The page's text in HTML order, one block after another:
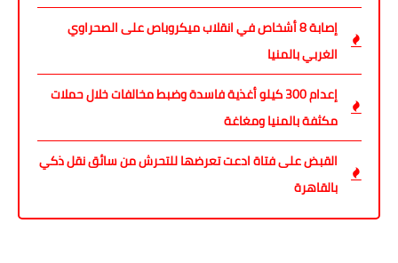
إصابة 8 أشخاص في انقلاب ميكروباص على الصحراوي
الغربي بالمنيا
إعدام 300 كيلو أغذية فاسدة وضبط مخالفات خلال حملات
مكثفة بالمنيا ومغاغة
القبض على فتاة ادعت تعرضها للتحرش من سائق نقل ذكي
بالقاهرة